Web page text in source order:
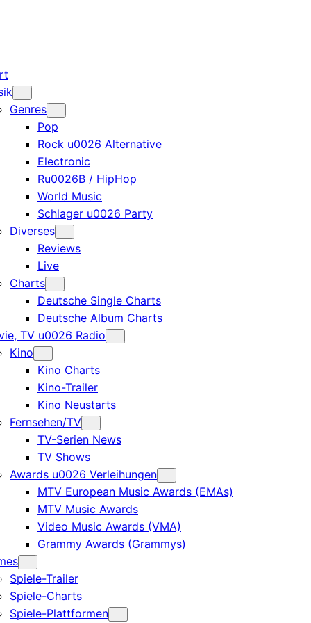
Genres
Pop
Rock u0026 Alternative
Electronic
Ru0026B / HipHop
World Music
Schlager u0026 Party
Diverses
Reviews
Live
Charts
Deutsche Single Charts
Deutsche Album Charts
TV u0026 Radio
Kino
Kino Charts
Kino-Trailer
Kino Neustarts
Fernsehen/TV
TV-Serien News
TV Shows
Awards u0026 Verleihungen
MTV European Music Awards (EMAs)
MTV Music Awards
Video Music Awards (VMA)
Grammy Awards (Grammys)
Spiele-Trailer
Spiele-Charts
Spiele-Plattformen